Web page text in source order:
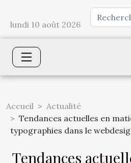
lundi 10 août 2026
Accueil
Actualité
Tendances actuelles en
typographies dans le
Tendances